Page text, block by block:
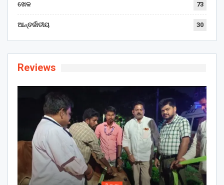
ଖେଳ 73
ଆନ୍ତର୍ଜାତୀୟ 30
Reviews